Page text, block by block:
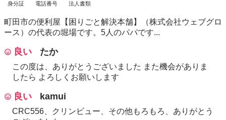
身分証 電話番号 法人書類
町田市の便利屋【困りごと解決本舗】（株式会社ウェブグロ
ース）の代表の堀場です。5人のパパです...
良い たか
この度は、ありがとうございました また機会がありま
したら よろしくお願いします
良い kamui
CRC556、クリンビュー、その他もろもろ、ありがとう